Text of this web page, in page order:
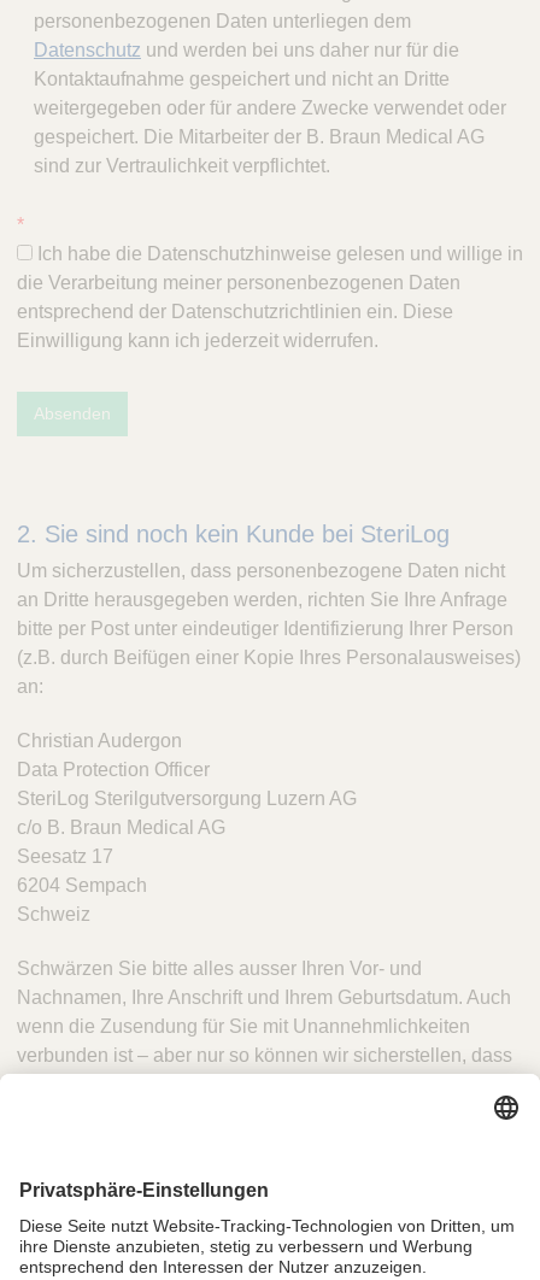
personenbezogenen Daten unterliegen dem
Datenschutz und werden bei uns daher nur für die
Kontaktaufnahme gespeichert und nicht an Dritte
weitergegeben oder für andere Zwecke verwendet oder
gespeichert. Die Mitarbeiter der B. Braun Medical AG
sind zur Vertraulichkeit verpflichtet.
*
Ich habe die Datenschutzhinweise gelesen und willige in
die Verarbeitung meiner personenbezogenen Daten
entsprechend der Datenschutzrichtlinien ein. Diese
Einwilligung kann ich jederzeit widerrufen.
Absenden
2. Sie sind noch kein Kunde bei SteriLog
Um sicherzustellen, dass personenbezogene Daten nicht
an Dritte herausgegeben werden, richten Sie Ihre Anfrage
bitte per Post unter eindeutiger Identifizierung Ihrer Person
(z.B. durch Beifügen einer Kopie Ihres Personalausweises)
an:
Christian Audergon
Data Protection Officer
SteriLog Sterilgutversorgung Luzern AG
c/o B. Braun Medical AG
Seesatz 17
6204 Sempach
Schweiz
Schwärzen Sie bitte alles ausser Ihren Vor- und
Nachnamen, Ihre Anschrift und Ihrem Geburtsdatum. Auch
wenn die Zusendung für Sie mit Unannehmlichkeiten
verbunden ist – aber nur so können wir sicherstellen, dass